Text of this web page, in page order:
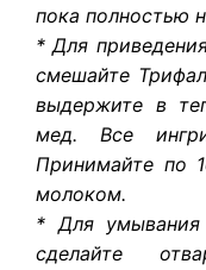
пока полностью
* Для
смешайте
выдержите в
мед. Все
Принимайте по
молоком.
* Для
сделайте